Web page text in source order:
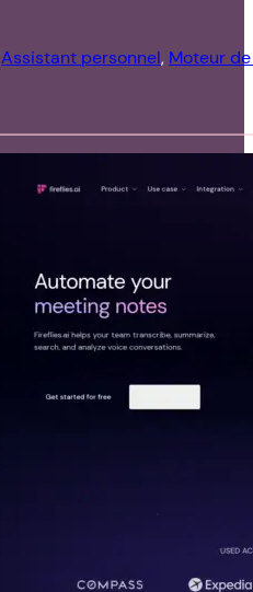
Assistant personnel, Moteur